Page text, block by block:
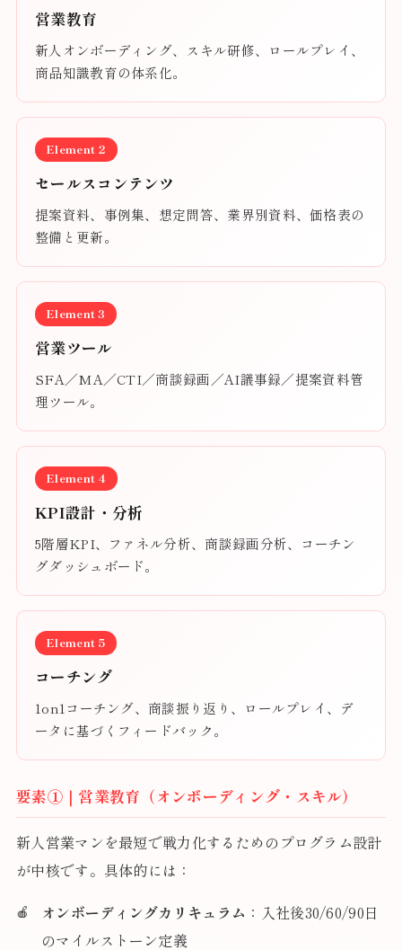
営業教育
新人オンボーディング、スキル研修、ロールプレイ、
商品知識教育の体系化。
Element 2
セールスコンテンツ
提案資料、事例集、想定問答、業界別資料、価格表の
整備と更新。
Element 3
営業ツール
SFA／MA／CTI／商談録画／AI議事録／提案資料管
理ツール。
Element 4
KPI設計・分析
5階層KPI、ファネル分析、商談録画分析、コーチン
グダッシュボード。
Element 5
コーチング
1on1コーチング、商談振り返り、ロールプレイ、デ
ータに基づくフィードバック。
要素①｜営業教育（オンボーディング・スキル）
新人営業マンを最短で戦力化するためのプログラム設計
が中核です。具体的には：
オンボーディングカリキュラム ：入社後30/60/90日
のマイルストーン定義